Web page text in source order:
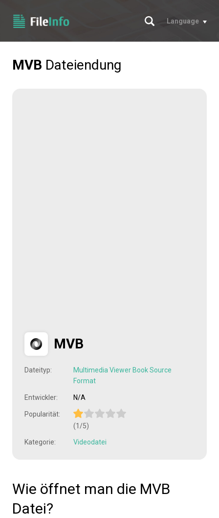
Suche
Language
MVB Dateiendung
MVB
Dateityp:
Multimedia Viewer Book Source
Format
Entwickler: N/A
Popularität:
(1/5)
Kategorie: Videodatei
Wie öffnet man die MVB
Datei?